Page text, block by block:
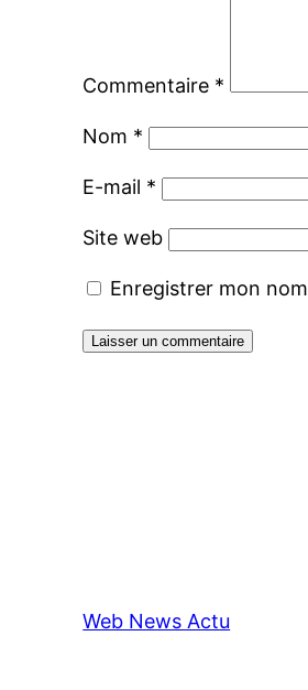
Commentaire *
Nom *
E-mail *
Site web
Enregistrer mon
Web News Actu